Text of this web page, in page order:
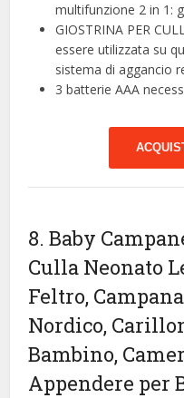
multifunzione 2 in 1:
GIOSTRINA PER
essere utilizzata su
sistema di aggancio
3 batterie AAA
8. Baby
Culla Neonato
Feltro,
Nordico,
Bambino,
Appendere per